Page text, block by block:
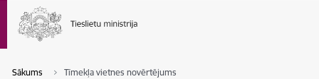
Sākums Tīmekļa vietnes novērtējums